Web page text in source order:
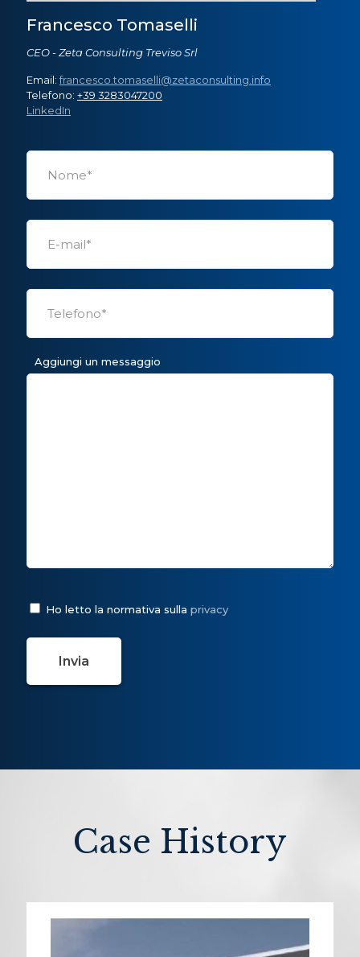
Francesco Tomaselli
CEO - Zeta Consulting Treviso Srl
Email:francesco.tomaselli@zetaconsulting.info
Telefono: +39 3283047200
LinkedIn
Aggiungi un messaggio
Ho letto la normativa sulla privacy
Case History